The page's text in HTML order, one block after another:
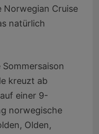
Norwegian Cruise
natürlich
kreuzt ab
einer 9-
norwegische
Olden,